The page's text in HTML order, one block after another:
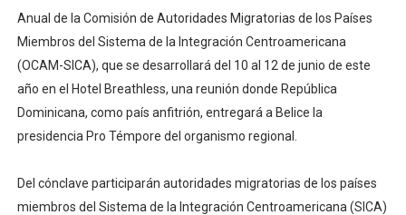
Operativo Interinstitucional “Compromiso Ambiental
Trabajadores de la prensa y Obispado de la Provincia
Ministerio de Cultura anuncia ganadores de Premios
Más de 180 dirigentes sindicales de las Américas se
Restaurante Amigos es reconocido por sus cuatro
Anual de la Comisión de Autoridades Migratorias de los Países
Miembros del Sistema de la Integración Centroamericana
(OCAM-SICA), que se desarrollará del 10 al 12 de junio de este
año en el Hotel Breathless, una reunión donde República
Dominicana, como país anfitrión, entregará a Belice la
presidencia Pro Témpore del organismo regional.
Del cónclave participarán autoridades migratorias de los países
miembros del Sistema de la Integración Centroamericana (SICA)